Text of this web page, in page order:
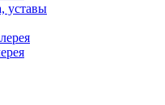
уставы